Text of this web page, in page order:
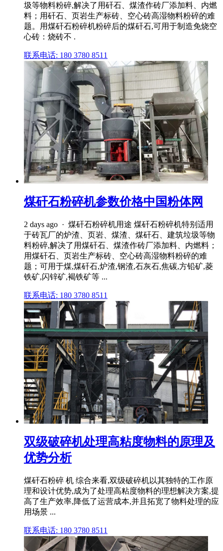
圾等物料粉碎,解决了用矸石、煤渣作砖厂添加料、内燃
料；用矸石、页岩生产标砖、空心砖高湿物料粉碎的难
题。用煤矸石粉碎机粉碎后的煤矸石,可用于制造免烧空
心砖：烧砖不 .
联系电话: 180 3780 8511
煤矸石粉碎机参数价格中国粉体网
2 days ago · 煤矸石粉碎机用途 煤矸石粉碎机特别适用
于砖瓦厂的炉渣、页岩、煤渣、煤矸石、建筑垃圾等物
料粉碎,解决了用煤矸石、煤渣作砖厂添加料、内燃料；
用煤矸石、页岩生产标砖、空心砖高湿物料粉碎的难
题；可用于煤,煤矸石,炉渣,钢渣,石灰石,焦碳,方铅矿,菱
铁矿,闪锌矿,褐铁矿等 ...
联系电话: 180 3780 8511
双级破碎机处理高粘度物料的原理及
优势分析
煤矸石粉碎 机 综合来看,双级破碎机以其独特的工作原
理和设计优势,成为了处理高粘度物料的理想解决方案,提
高了生产效率,降低了运营成本,并且拓宽了物料处理的应
用场景 ...
联系电话: 180 3780 8511